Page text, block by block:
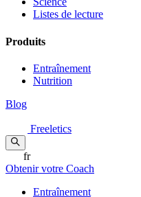
Listes de lecture
Produits
Entraînement
Nutrition
Blog
Freeletics
fr
Obtenir votre Coach
Entraînement